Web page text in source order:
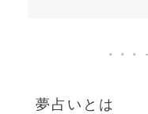
夢占いとは